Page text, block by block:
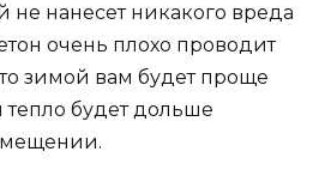
не нанесет никакого вреда
очень плохо проводит
зимой вам будет проще
тепло будет дольше